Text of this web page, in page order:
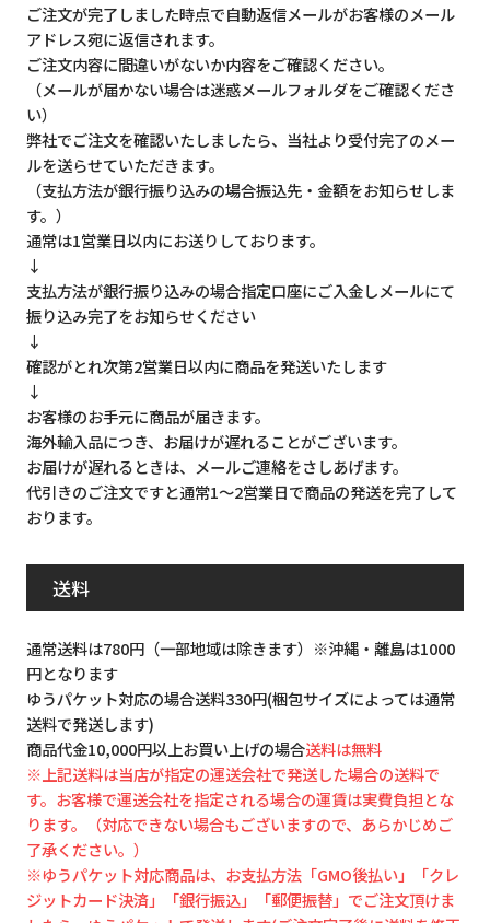
ご注文が完了しました時点で自動返信メールがお客様のメール
アドレス宛に返信されます。
ご注文内容に間違いがないか内容をご確認ください。
（メールが届かない場合は迷惑メールフォルダをご確認くださ
い）
弊社でご注文を確認いたしましたら、当社より受付完了のメー
ルを送らせていただきます。
（支払方法が銀行振り込みの場合振込先・金額をお知らせしま
す。）
通常は1営業日以内にお送りしております。
↓
支払方法が銀行振り込みの場合指定口座にご入金しメールにて
振り込み完了をお知らせください
↓
確認がとれ次第2営業日以内に商品を発送いたします
↓
お客様のお手元に商品が届きます。
海外輸入品につき、お届けが遅れることがございます。
お届けが遅れるときは、メールご連絡をさしあげます。
代引きのご注文ですと通常1～2営業日で商品の発送を完了して
おります。
送料
通常送料は780円（一部地域は除きます）※沖縄・離島は1000
円となります
ゆうパケット対応の場合送料330円(梱包サイズによっては通常
送料で発送します)
商品代金10,000円以上お買い上げの場合送料は無料
※上記送料は当店が指定の運送会社で発送した場合の送料で
す。お客様で運送会社を指定される場合の運賃は実費負担とな
ります。（対応できない場合もございますので、あらかじめご
了承ください。）
※ゆうパケット対応商品は、お支払方法「GMO後払い」「クレ
ジットカード決済」「銀行振込」「郵便振替」でご注文頂けま